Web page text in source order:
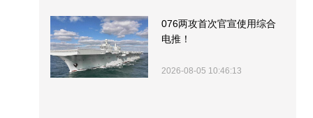
076两攻首次官宣使用综合
电推！
2026-08-05 10:46:13